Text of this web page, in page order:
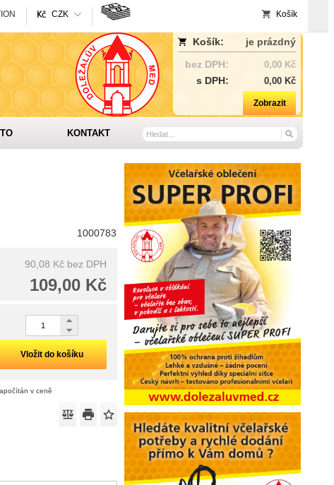
CZK Košík
Košík:
je prázdný
bez DPH:
0,00 Kč
s DPH: 0,00 Kč
Zobrazit
KONTAKT
1000783
90,08 Kč bez DPH
109,00 Kč
Vložit do košíku
v ceně